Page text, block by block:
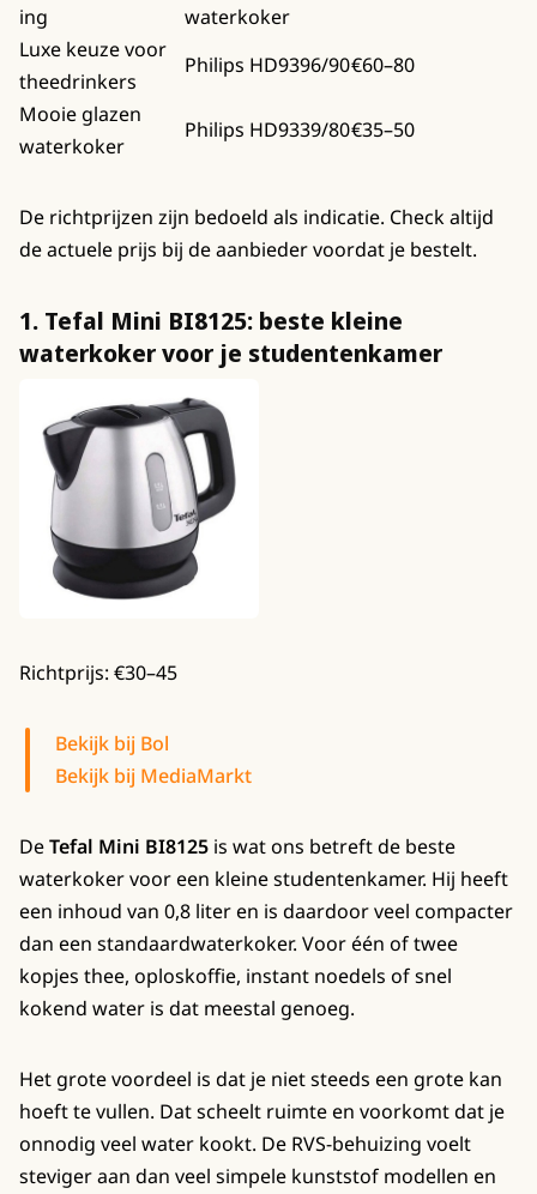
ing
waterkoker
Luxe keuze voor
theedrinkers
Philips HD9396/90€60–80
Mooie glazen
waterkoker
Philips HD9339/80€35–50
De richtprijzen zijn bedoeld als indicatie. Check altijd
de actuele prijs bij de aanbieder voordat je bestelt.
1. Tefal Mini BI8125: beste kleine
waterkoker voor je studentenkamer
Richtprijs: €30–45
Bekijk bij Bol
Bekijk bij MediaMarkt
DeTefal Mini BI8125 is wat ons betreft de beste
waterkoker voor een kleine studentenkamer. Hij heeft
een inhoud van 0,8 liter en is daardoor veel compacter
dan een standaardwaterkoker. Voor één of twee
kopjes thee, oploskoffie, instant noedels of snel
kokend water is dat meestal genoeg.
Het grote voordeel is dat je niet steeds een grote kan
hoeft te vullen. Dat scheelt ruimte en voorkomt dat je
onnodig veel water kookt. De RVS-behuizing voelt
steviger aan dan veel simpele kunststof modellen en